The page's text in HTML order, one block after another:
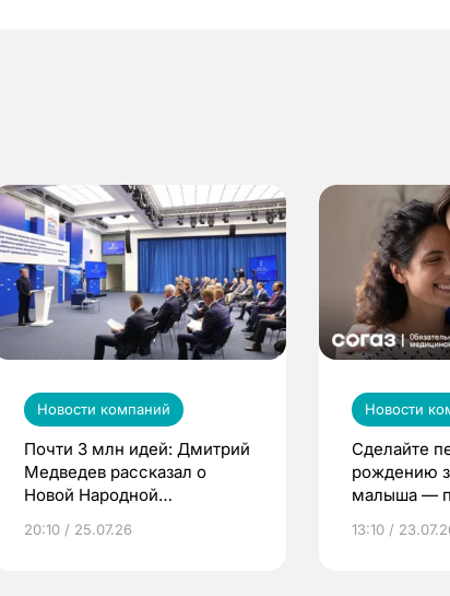
Новости компаний
Почти 3 млн идей: Дмитрий
Медведев рассказал о
Новой Народной
20:10 / 25.07.26
Новости
Сделайте
рождению
малыша —
по ОМС!
13:10 /